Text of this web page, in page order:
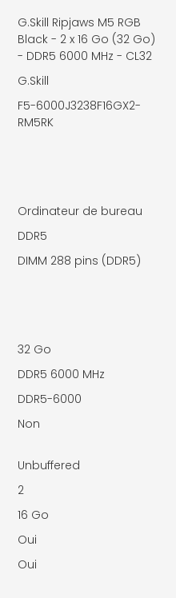
G.Skill Ripjaws M5 RGB
Black - 2 x 16 Go (32 Go)
- DDR5 6000 MHz - CL32
G.Skill
F5-6000J3238F16GX2-
RM5RK
Ordinateur de bureau
DDR5
DIMM 288 pins (DDR5)
32 Go
DDR5 6000 MHz
DDR5-6000
Non
Unbuffered
2
16 Go
Oui
Oui